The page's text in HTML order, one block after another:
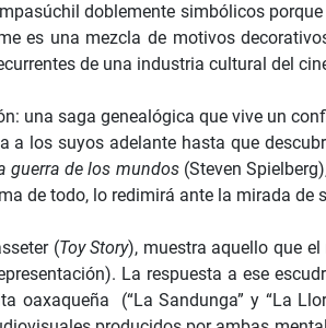
doblemente simbólicos
es una mezcla de motivos
de una industria cultural del
una saga genealógica que vive un
los suyos adelante hasta que
guerra de los mundos (Steven
de todo, lo redimirá ante la mirada de
(Toy Story), muestra aquello que
La respuesta a ese
oaxaqueña (“La Sandunga” y “La